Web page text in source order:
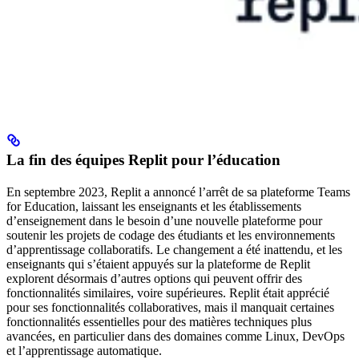
La fin des équipes Replit pour l’éducation
En septembre 2023, Replit a annoncé l’arrêt de sa plateforme Teams
for Education, laissant les enseignants et les établissements
d’enseignement dans le besoin d’une nouvelle plateforme pour
soutenir les projets de codage des étudiants et les environnements
d’apprentissage collaboratifs. Le changement a été inattendu, et les
enseignants qui s’étaient appuyés sur la plateforme de Replit
explorent désormais d’autres options qui peuvent offrir des
fonctionnalités similaires, voire supérieures. Replit était apprécié
pour ses fonctionnalités collaboratives, mais il manquait certaines
fonctionnalités essentielles pour des matières techniques plus
avancées, en particulier dans des domaines comme Linux, DevOps
et l’apprentissage automatique.